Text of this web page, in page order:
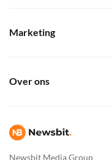
Newsbit Media Group
Marketing
Over ons